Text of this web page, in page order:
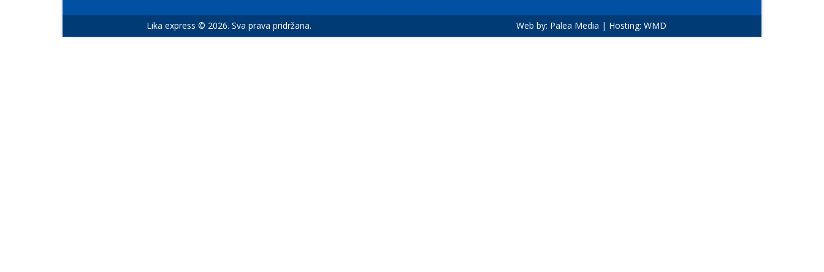
Lika express © 2026. Sva prava pridržana. Web by: Palea Media | Hosting: WMD